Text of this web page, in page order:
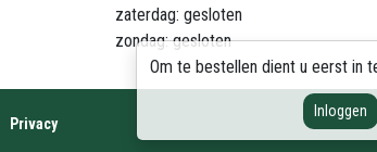
Om te bestellen dient u eerst in
Inloggen
zaterdag: gesloten
zondag: gesloten
Privacy